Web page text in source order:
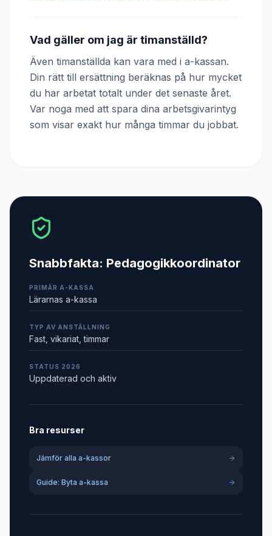
Vad gäller om jag är timanställd?
Även timanställda kan vara med i a-kassan.
Din rätt till ersättning beräknas på hur mycket
du har arbetat totalt under det senaste året.
Var noga med att spara dina arbetsgivarintyg
som visar exakt hur många timmar du jobbat.
Snabbfakta: Pedagogikkoordinator
PRIMÄR A-KASSA
Lärarnas a-kassa
TYP AV ANSTÄLLNING
Fast, vikariat, timmar
STATUS 2026
Uppdaterad och aktiv
Bra resurser
Jämför alla a-kassor
Guide: Byta a-kassa